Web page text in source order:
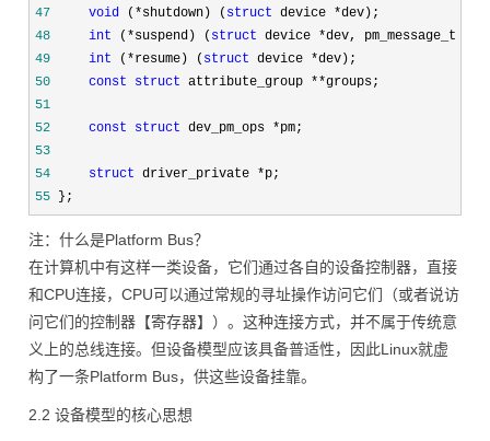
47
void (*shutdown) ( struct device *
48
int (*suspend) ( struct device *
49
int (*resume) ( struct device *
50
const struct attribute_group **
51
52
const struct dev_pm_ops *
53
54
struct driver_private *
55 };
注：什么是Platform Bus？
在计算机中有这样一类设备，它们通过各自的设备控制器，直接
和CPU连接，CPU可以通过常规的寻址操作访问它们（或者说访
问它们的控制器【寄存器】）。这种连接方式，并不属于传统意
义上的总线连接。但设备模型应该具备普适性，因此Linux就虚
构了一条Platform Bus，供这些设备挂靠。
2.2 设备模型的核心思想